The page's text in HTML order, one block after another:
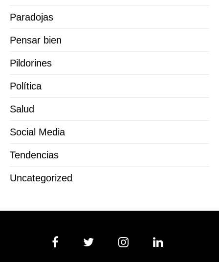
Paradojas
Pensar bien
Pildorines
Política
Salud
Social Media
Tendencias
Uncategorized